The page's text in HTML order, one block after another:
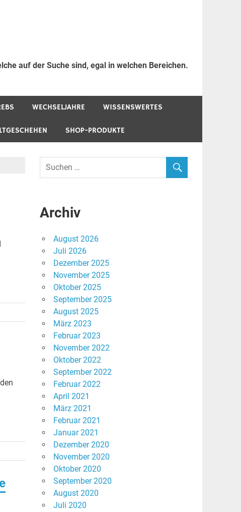
auf der Suche sind, egal in welchen Bereichen.
WECHSELJAHRE WISSENSWERTES
SHOP-PRODUKTE
Archiv
August 2026
Juli 2026
Dezember 2025
November 2025
Oktober 2025
September 2025
August 2025
März 2023
Februar 2023
November 2022
Oktober 2022
September 2022
Februar 2022
April 2021
März 2021
Februar 2021
Januar 2021
Dezember 2020
November 2020
Oktober 2020
September 2020
August 2020
Juli 2020